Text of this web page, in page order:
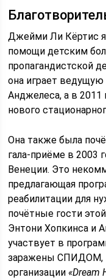
Джейми Ли Кёртис
помощи детским
пропагандистской
она играет
Анджелеса, а в 2011
нового
Она также была
гала-приёме в 2003
Венеции. Это
предлагающая
реабилитации для
почётные гости
Энтони Хопкинса и
участвует в
заражены СПИДОМ,
организации«Dream